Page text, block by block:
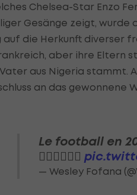
Chelsea-Star Enzo
Gesänge zeigt,
auf die Herkunft diverser
aber ihre Eltern
aus Nigeria stammt.
an das gewonnene
Le football en
🤦🏽‍♂️🤦🏽‍♂️
— Wesley Fofana